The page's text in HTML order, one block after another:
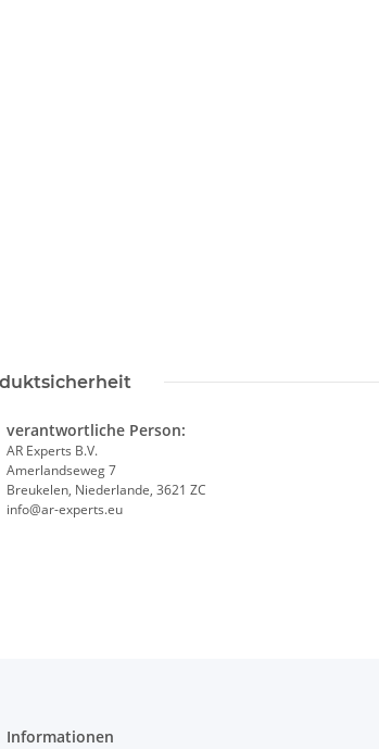
verantwortliche Person:
AR Experts B.V.
Amerlandseweg 7
Breukelen, Niederlande, 3621 ZC
info@ar-experts.eu
Informationen